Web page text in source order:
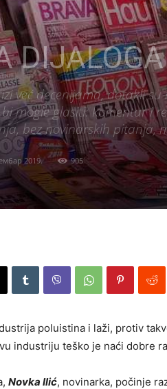
već decenijama, dotakli
mogle glasiti: komentar i
bez novinarskih pitanja,
2019. 905
poluistina i laži, protiv
industriju teško je naći dobre
Novka Ilić, novinarka, počinje